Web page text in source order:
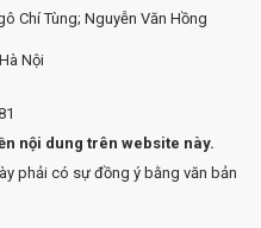
Chí Tùng; Nguyễn Văn Hồng
Nội
nội dung trên website này.
phải có sự đồng ý bằng văn bản